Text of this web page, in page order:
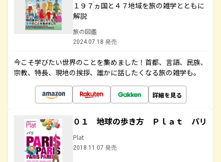
１９７ヵ国と４７地域を旅の雑学とともに
解説
旅の図鑑
2024.07.18 発売
今こそ学びたい世界のことを集めました！首都、言語、民族、
宗教、特長、現地の挨拶、誰かに話したくなる旅の雑学も。
詳細を見る
０１ 地球の歩き方 Ｐｌａｔ パリ
Plat
2018.11.07 発売